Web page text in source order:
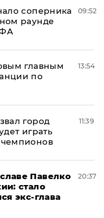
соперника
раунде
09:52
главным
по
13:54
город
играть
11:39
Павелко
стало
экс-глава
20:37